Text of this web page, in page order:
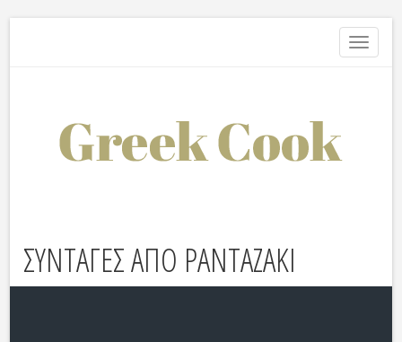
Toggle
ΣΥΝΤΑΓΕΣ ΑΠΟ PANTAZAKI